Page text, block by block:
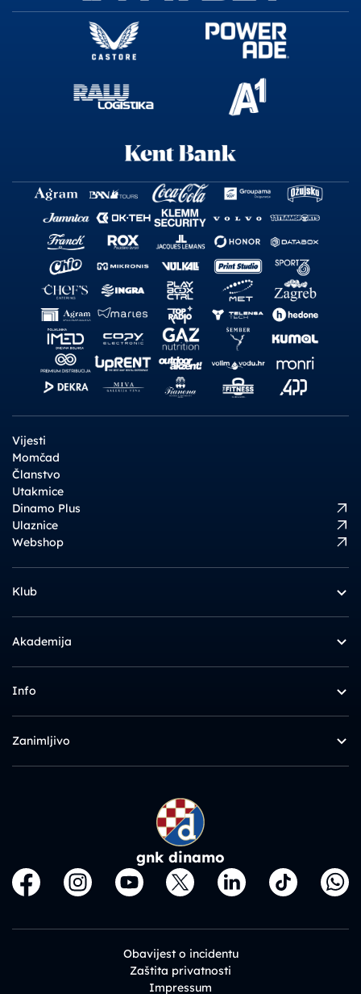
Vijesti
Momčad
Članstvo
Utakmice
Dinamo Plus
Ulaznice
Webshop
Klub
Akademija
Info
Zanimljivo
gnk dinamo
Obavijest o incidentu
Zaštita privatnosti
Impressum